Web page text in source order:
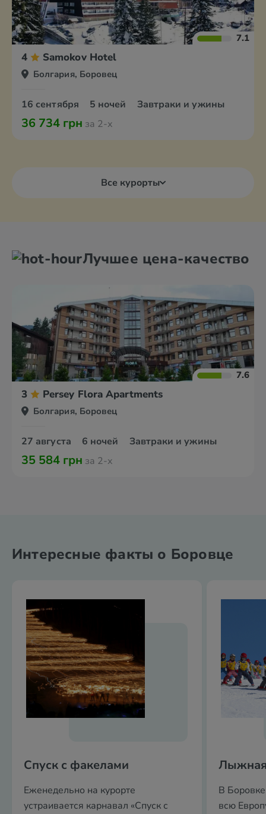
7.1
4 Samokov Hotel
Болгария, Боровец
16 сентября 5 ночей Завтраки и ужины
36 734 грн за 2-х
Все курорты
Лучшее цена-качество
7.6
3 Persey Flora Apartments
Болгария, Боровец
27 августа 6 ночей Завтраки и ужины
35 584 грн за 2-х
Интересные факты о Боровце
Спуск с факелами
Еженедельно на курорте
устраивается карнавал «Спуск с
В
всю